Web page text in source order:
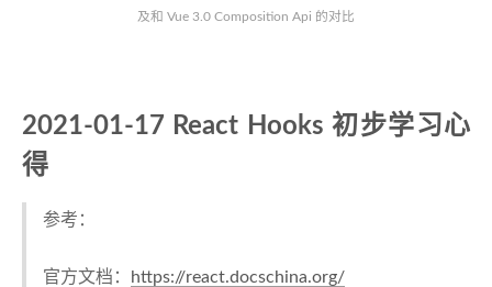
及和 Vue 3.0 Composition Api 的对比
2021-01-17 React Hooks 初步学习心
得
参考：
官方文档： https://react.docschina.org/